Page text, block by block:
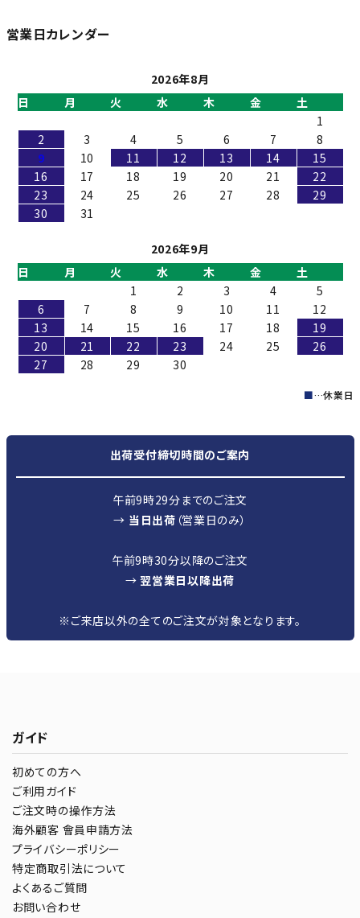
営業日カレンダー
2026年8月
日
月 火 水 木 金
土
1
2
3 4 5 6 7
8
9
10 11 12 13 14
15
16
17 18 19 20 21
22
23
24 25 26 27 28
29
30
31
2026年9月
日
月 火 水 木 金
土
1
2 3 4
5
6
7 8 9 10 11
12
13
14 15 16 17 18
19
20
21 22 23 24 25
26
27
28 29 30
■…休業日
出荷受付締切時間のご案内
午前9時29分までのご注文
→ 当日出荷 （営業日のみ）
午前9時30分以降のご注文
→翌営業日以降出荷
※ご来店以外の全てのご注文が対象となります。
ガイド
初めての方へ
ご利用ガイド
ご注文時の操作方法
海外顧客 會員申請方法
プライバシーポリシー
特定商取引法について
よくあるご質問
お問い合わせ